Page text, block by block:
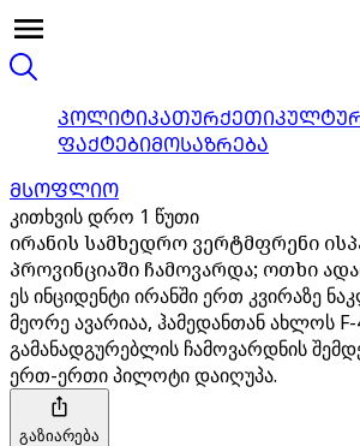
ᲞᲝᲚᲘᲢᲘᲙᲐᲗᲣᲠᲥᲔᲗᲘ
ᲤᲐᲥᲢᲔᲑᲘᲛᲝᲡᲐᲖᲠᲔᲑᲐ
ᲛᲡᲝᲤᲚᲘᲝ
კითხვის დრო 1 წუთი
ირანის სამხედრო ვერტმფრენი
პროვინციაში ჩამოვარდა; ოთხი
ეს ინციდენტი ირანში ერთ კვირაზე
მეორე ავარიაა, ჰამედანთან ახლოს
გამანადგურებლის ჩამოვარდნის
ერთ-ერთი პილოტი დაიღუპა.
გაზიარება